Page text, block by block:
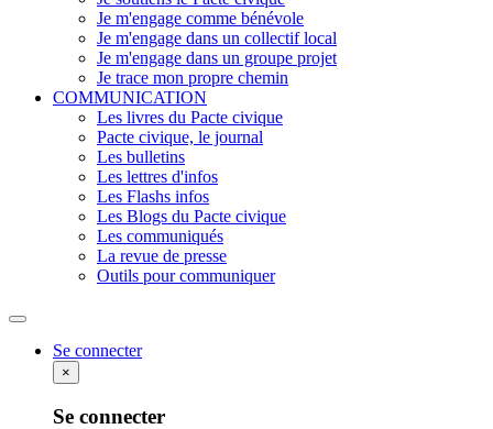
Je m'engage comme bénévole
Je m'engage dans un collectif local
Je m'engage dans un groupe projet
Je trace mon propre chemin
COMMUNICATION
Les livres du Pacte civique
Pacte civique, le journal
Les bulletins
Les lettres d'infos
Les Flashs infos
Les Blogs du Pacte civique
Les communiqués
La revue de presse
Outils pour communiquer
Rechercher
Se connecter
×
Se connecter